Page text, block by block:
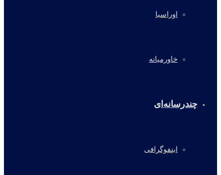
اوراسیا
خاورمیانه
چندرسانه‌ای
اینفوگرافی